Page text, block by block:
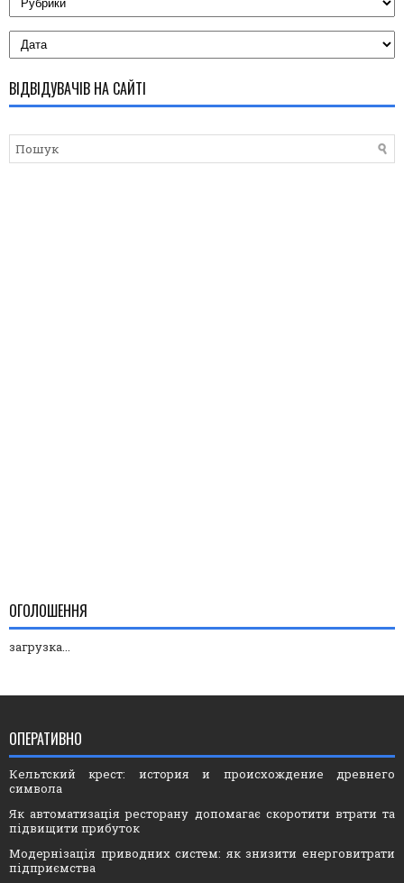
ВІДВІДУВАЧІВ НА САЙТІ
ОГОЛОШЕННЯ
загрузка...
ОПЕРАТИВНО
Кельтский крест: история и происхождение древнего
символа
Як автоматизація ресторану допомагає скоротити втрати та
підвищити прибуток
Модернізація приводних систем: як знизити енерговитрати
підприємства